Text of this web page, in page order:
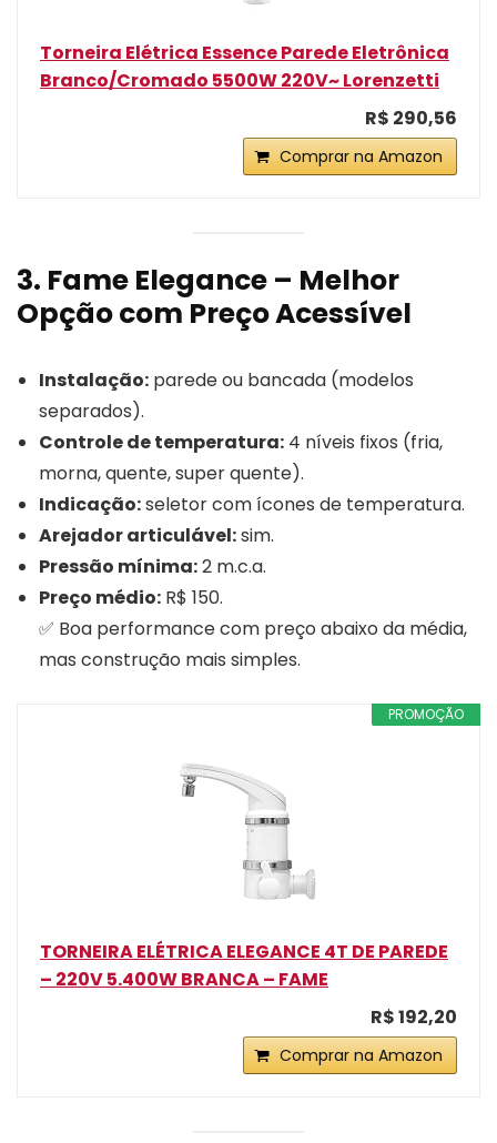
Torneira Elétrica Essence Parede Eletrônica
Branco/Cromado 5500W 220V~ Lorenzetti
R$ 290,56
Comprar na Amazon
3. Fame Elegance – Melhor
Opção com Preço Acessível
Instalação: parede ou bancada (modelos
separados).
Controle de temperatura: 4 níveis fixos (fria,
morna, quente, super quente).
Indicação:seletor com ícones de temperatura.
Arejador articulável:sim.
Pressão mínima:2 m.c.a.
Preço médio: R$ 150.
✅ Boa performance com preço abaixo da média,
mas construção mais simples.
PROMOÇÃO
TORNEIRA ELÉTRICA ELEGANCE 4T DE PAREDE
– 220V 5.400W BRANCA – FAME
R$ 192,20
Comprar na Amazon